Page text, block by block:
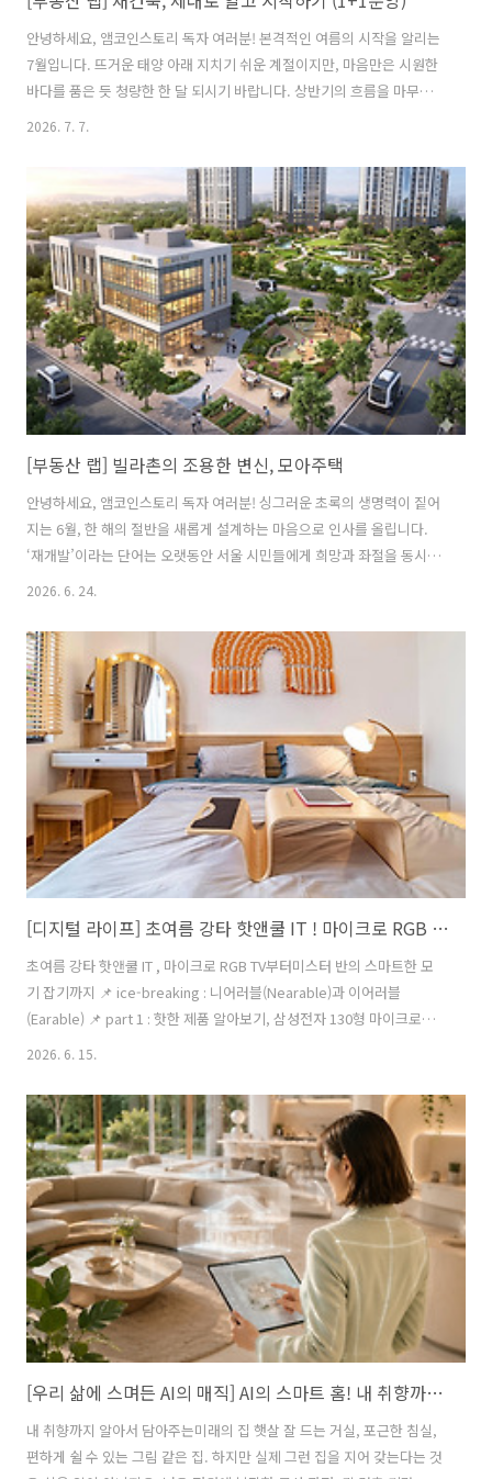
안녕하세요, 앰코인스토리 독자 여러분! 본격적인 여름의 시작을 알리는
7월입니다. 뜨거운 태양 아래 지치기 쉬운 계절이지만, 마음만은 시원한
바다를 품은 듯 청량한 한 달 되시기 바랍니다. 상반기의 흐름을 마무리
하고 새로운 하반기를 설계하는 시점으로 급변하는 규제 환경 속에서 재
해보았습니다. 뉴스를 켜면, 매일같이 나오는 단어, 재건축! 반포, 압구
정, 여의도, 둔촌주공, 상계주공 등등 뭔가 큰돈이 오가는 것 같은데, 정
작 ‘재건축이 뭔지’부터 헷갈리는 분들이 많습니다. 어렵게 느껴지는 재
건축을 처음부터 차근차근 짚어보겠습니다.재건축? VS 재개발?많은 분
이 재건축과 재개발을 혼용해서 쓰는데요, 사실 이 두 가지는 법적으로
대상도 ..
2026. 7. 7.
[부동산 랩] 빌라촌의 조용한 변신, 모아주택
안녕하세요, 앰코인스토리 독자 여러분! 싱그러운 초록의 생명력이 짙어
지는 6월, 한 해의 절반을 새롭게 설계하는 마음으로 인사를 올립니다.
‘재개발’이라는 단어는 오랫동안 서울 시민들에게 희망과 좌절을 동시에
안겨줬습니다. 낡은 빌라가 번듯한 신축 아파트로 탈바꿈한다는 것은 단
문입니다. 하지만 현실은 냉정합니다. 재개발 구역으로 지정되는 것 자체
가 ‘하늘의 별 따기’인 데다, 지정이 된다 해도 실제 입주까지 최소 10년
에서 20년까지도 걸리는 경우가 허다하기 때문입니다. 서울의 저층 주거
지, 이른바 빌라촌은 서울 전체 주거지의 40% 정도를 차지합니다. 이 중
상당수는 좁은 골목과 만성적인 주차난으로 생활 불편이 크지만, 재개발
을 추진..
2026. 6. 24.
[디지털 라이프] 초여름 강타 핫앤쿨 IT ! 마이크로 RGB TV부터 미스터 반의 스마트한 모기 잡기까지!
초여름 강타 핫앤쿨 IT , 마이크로 RGB TV부터미스터 반의 스마트한 모
기 잡기까지 📌 ice-breaking : 니어러블(Nearable)과 이어러블
(Earable) 📌 part 1 : 핫한 제품 알아보기, 삼성전자 130형 마이크로
RGB TV 📌 part 2 : 모기와의 싸움, 미스터 반이라면 그까짓 거~! 6월의
등 다양한 디지털 기술과 기기가 일상생활 전반에 깊숙이 들어와 있는 시
대. 그럼에도 불구하고 뜨거운 여름을 앞둔, 우리의 일상은 보다 쿨한 무
언가를 갈망하게 되는데요, 디지털 라이프와 여름의 관계는 무더운 날씨
속 일상과 휴식을 주는 그 이상이 될 수 있지요. 예를 들어, 간단하게 불볕
더위 속에서 직접 밖으로..
2026. 6. 15.
[우리 삶에 스며든 AI의 매직] AI의 스마트 홈! 내 취향까지 알아서 담아주는 미래의 집
내 취향까지 알아서 담아주는미래의 집 햇살 잘 드는 거실, 포근한 침실,
편하게 쉴 수 있는 그림 같은 집. 하지만 실제 그런 집을 지어 갖는다는 것